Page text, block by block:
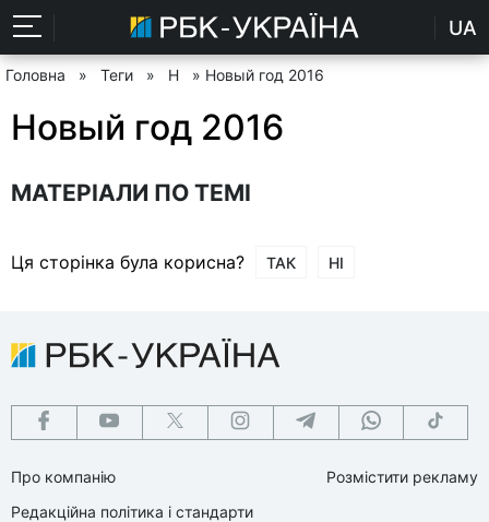
UA
Головна » Теги » Н » Новый год 2016
Новый год 2016
МАТЕРІАЛИ ПО ТЕМІ
Ця сторінка була корисна? ТАК НІ
Про компанію
Редакційна політика і стандарти
Розмістити рекламу